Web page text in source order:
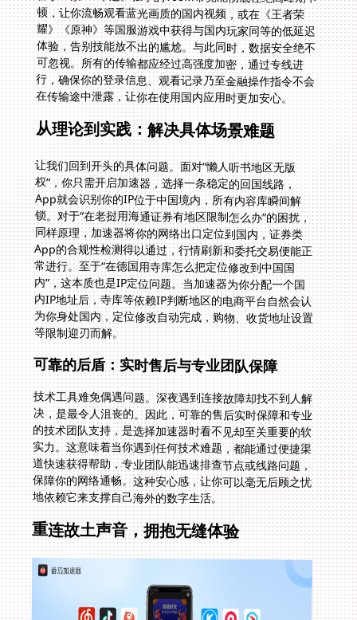
在传输途中泄露，让你在使用国内应用时更加安心。
从理论到实践：解决具体场景难题
让我们回到开头的具体问题。面对“懒人听书地区无版
权”，你只需开启加速器，选择一条稳定的回国线路，
App就会识别你的IP位于中国境内，所有内容库瞬间解
锁。对于“在老挝用海通证券有地区限制怎么办”的困扰，
同样原理，加速器将你的网络出口定位到国内，证券类
App的合规性检测得以通过，行情刷新和委托交易便能正
常进行。至于“在德国用寺库怎么把定位修改到中国国
内”，这本质也是IP定位问题。当加速器为你分配一个国
内IP地址后，寺库等依赖IP判断地区的电商平台自然会认
为你身处国内，定位修改自动完成，购物、收货地址设置
等限制迎刃而解。
可靠的后盾：实时售后与专业团队保障
技术工具难免偶遇问题。深夜遇到连接故障却找不到人解
决，是最令人沮丧的。因此，可靠的售后实时保障和专业
的技术团队支持，是选择加速器时看不见却至关重要的软
实力。这意味着当你遇到任何技术难题，都能通过便捷渠
道快速获得帮助，专业团队能迅速排查节点或线路问题，
保障你的网络通畅。这种安心感，让你可以毫无后顾之忧
地依赖它来支撑自己海外的数字生活。
重连故土声音，拥抱无缝体验